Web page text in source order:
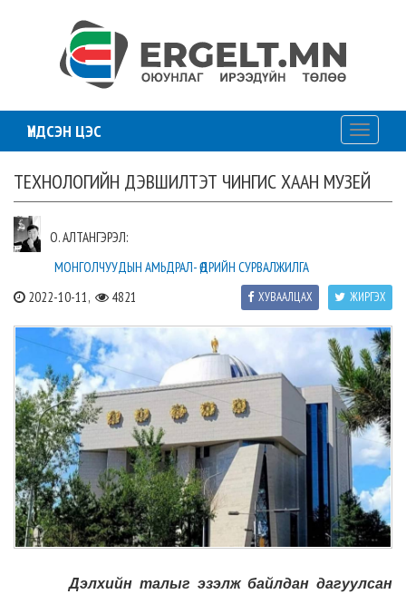
ҮНДСЭН ЦЭС
Toggle
ТЕХНОЛОГИЙН ДЭВШИЛТЭТ ЧИНГИС ХААН МУЗЕЙ
О. АЛТАНГЭРЭЛ:
МОНГОЛЧУУДЫН АМЬДРАЛ- ӨДРИЙН СУРВАЛЖИЛГА
2022-10-11,
4821 ЖИРГЭХ
ХУВААЛЦАХ
Дэлхийн талыг эзэлж байлдан дагуулсан